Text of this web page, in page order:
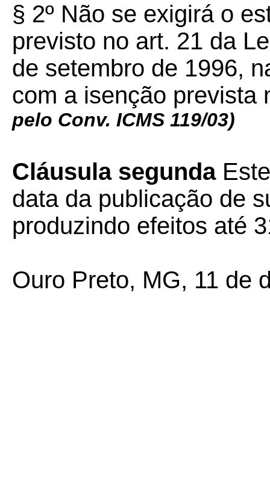
§ 2º Não se exigirá o
previsto no art. 21 da
de setembro de 1996,
com a isenção prevista
pelo Conv. ICMS 119/03)
Cláusula segunda
data da publicação de
produzindo efeitos até
Ouro Preto, MG, 11 de